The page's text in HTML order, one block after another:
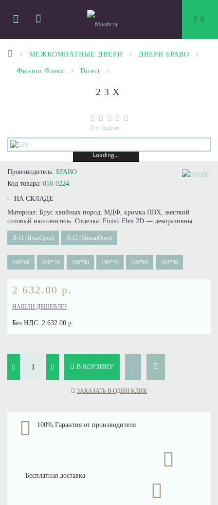
0
МЕЖКОМНАТНЫЕ ДВЕРИ ДВЕРИ БРАВО
Финиш Флекс Direct
23Х
0 отзывов
Loading...
Производитель: БРАВО
Код товара: 010-0224
НА СКЛАДЕ
Материал: Брус хвойных пород, МДФ, кромка ПВХ, жесткий
сотовый наполнитель. Отделка: Finish Flex 2D — декоративны..
Л-11 (ИталОрех) Л-12 (МиланОрех)
190*60 200*70 200*90 190*55 200*60 200*80
2 632.00 р.
НАШЛИ ДЕШЕВЛЕ?
Без НДС: 2 632.00 р.
В КОРЗИНУ
ЗАКАЗАТЬ В ОДИН КЛИК
100% Гарантия от производителя
Бесплатная доставка